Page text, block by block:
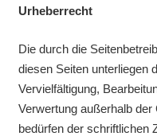
Urheberrecht
Die durch die
diesen Seiten unterliegen
Vervielfältigung,
Verwertung außerhalb
bedürfen der schriftlichen